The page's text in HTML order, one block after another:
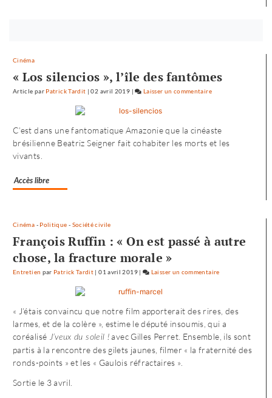
vous
maintenant
Cinéma
« Los silencios », l’île des fantômes
Article par Patrick Tardit |02 avril 2019 | Laisser un commentaireon
l’Ouest
de
C’est dans une fantomatique Amazonie que la cinéaste
brésilienne Beatriz Seigner fait cohabiter les morts et les
vivants.
Accès libre
Cinéma - Politique - Société civile
François Ruffin : « On est passé à autre
chose, la fracture morale »
Entretien par Patrick Tardit |01 avril 2019| Laisser un commentaire
l’Ouest
de
Noureev
« J’étais convaincu que notre film apporterait des rires, des
larmes, et de la colère », estime le député insoumis, qui a
coréalisé J’veux du soleil ! avec Gilles Perret. Ensemble, ils sont
partis à la rencontre des gilets jaunes, filmer « la fraternité des
ronds-points » et les « Gaulois réfractaires ».
Sortie le 3 avril.